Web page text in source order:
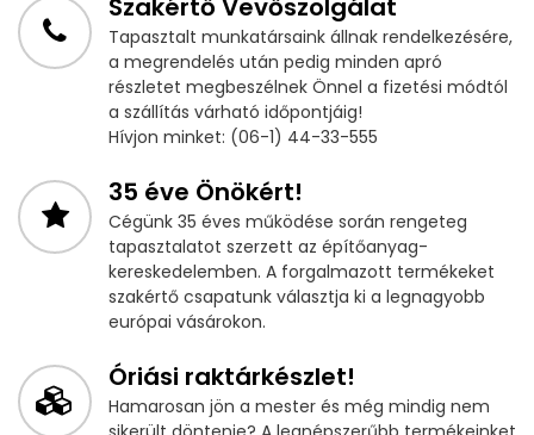
Szakértő Vevőszolgálat
Tapasztalt munkatársaink állnak rendelkezésére,
a megrendelés után pedig minden apró
részletet megbeszélnek Önnel a fizetési módtól
a szállítás várható időpontjáig!
Hívjon minket: (06-1) 44-33-555
35 éve Önökért!
Cégünk 35 éves működése során rengeteg
tapasztalatot szerzett az építőanyag-
kereskedelemben. A forgalmazott termékeket
szakértő csapatunk választja ki a legnagyobb
európai vásárokon.
Óriási raktárkészlet!
Hamarosan jön a mester és még mindig nem